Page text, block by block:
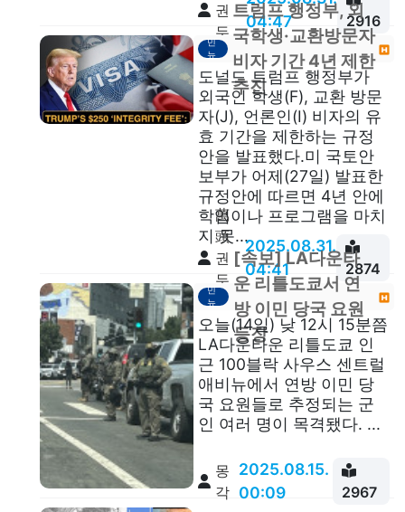
권
두
안
04:47
2916
민
뉴
트럼프 행정부, 외
국학생·교환방문자
비자 기간 4년 제한
추진
도널드 트럼프 행정부가
외국인 학생(F), 교환 방문
자(J), 언론인(I) 비자의 유
효 기간을 제한하는 규정
안을 발표했다.미 국토안
보부가 어제(27일) 발표한
규정안에 따르면 4년 안에
학업이나 프로그램을 마치
지 못...
萬
頭
권
두
안
2025.08.31.
04:41
2874
민
뉴
[속보] LA다운타
운 리틀도쿄서 연
방 이민 당국 요원
등장
오늘(14일) 낮 12시 15분쯤
LA다운타운 리틀도쿄 인
근 100블락 사우스 센트럴
애비뉴에서 연방 이민 당
국 요원들로 추정되는 군
인 여러 명이 목격됐다. ...
몽
각
2025.08.15.
00:09
2967